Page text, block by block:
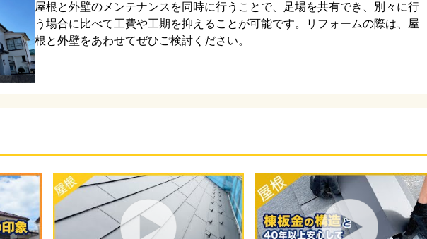
最後に屋根の頂部に換気棟を取り付け、工事が完了しました。換気
屋根と外壁のメンテナンスを同時に行うことで、足場を共有でき、別々に行
う場合に比べて工費や工期を抑えることが可能です。リフォームの際は、屋
根と外壁をあわせてぜひご検討ください。